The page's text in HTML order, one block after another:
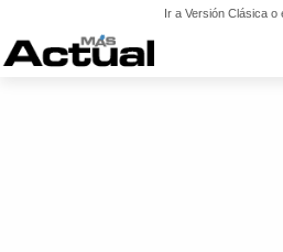
Ir a Versión Clásica o